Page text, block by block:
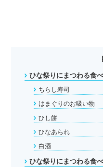
ひな祭りにまつわる食
ちらし寿司
はまぐりのお吸い物
ひし餅
ひなあられ
白酒
ひな祭りにまつわる食